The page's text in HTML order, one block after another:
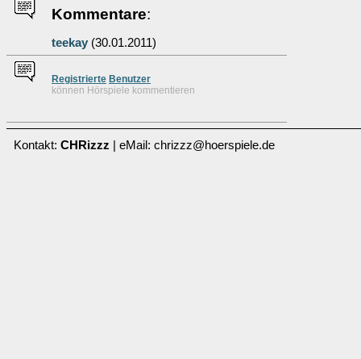
Kommentare:
teekay (30.01.2011)
Registrierte Benutzer
können Hörspiele kommentieren
Kontakt: CHRizzz | eMail: chrizzz@hoerspiele.de